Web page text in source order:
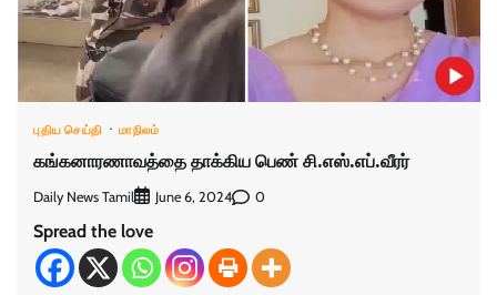
புதிய செய்தி மாநிலம்
கங்கனாரணாவத்தை தாக்கிய பெண் சி.எஸ்.எப்.வீரர்
Daily News Tamil June 6, 2024 0
Spread the love